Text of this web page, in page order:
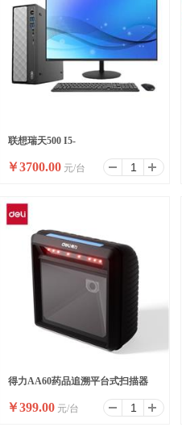
联想瑞天500 I5-
13500HX/16G/512SSD/WIFI/8
升/W11/ 23.8
￥3700.00 元/台
得力AA60药品追溯平台式扫描器
(黑)(台)
￥399.00 元/台